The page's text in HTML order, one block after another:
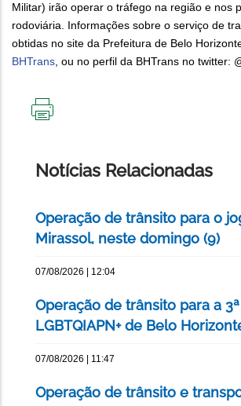
Militar) irão operar o tráfego na região e nos
rodoviária. Informações sobre o serviço de
obtidas no site da Prefeitura de Belo
BHTrans, ou no perfil da BHTrans no twitter:
Notícias Relacionadas
Operação de trânsito para o
Mirassol, neste domingo (9)
07/08/2026 | 12:04
Operação de trânsito para a
LGBTQIAPN+ de Belo
07/08/2026 | 11:47
Operação de trânsito e